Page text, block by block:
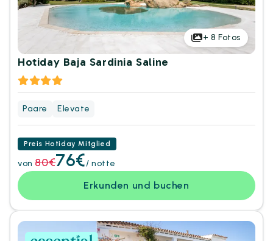
+ 8 Fotos
Hotiday Baja Sardinia Saline
Paare Elevate
Preis Hotiday Mitglied
von 80€76€/ notte
Erkunden und buchen